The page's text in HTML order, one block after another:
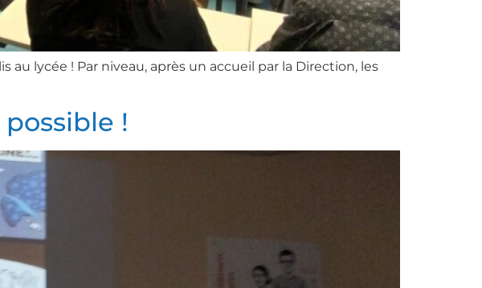
au lycée ! Par niveau, après un accueil par la Direction, les
!